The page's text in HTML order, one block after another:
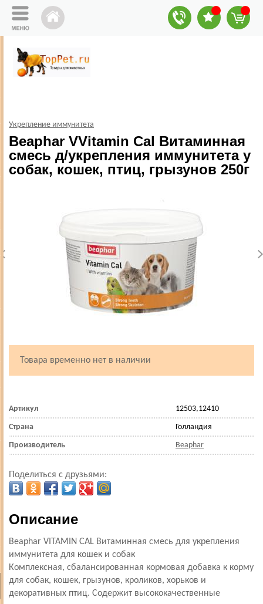
Укрепление иммунитета
Beaphar VVitamin Cal Витаминная
смесь д/укрепления иммунитета у
собак, кошек, птиц, грызунов 250г
Товара временно нет в наличии
Артикул 12503,12410
Страна Голландия
Производитель Beaphar
Поделиться с друзьями:
Описание
Beaphar VITAMIN CAL Витаминная смесь для укрепления
иммунитета для кошек и собак
Комплексная, сбалансированная кормовая добавка к корму
для собак, кошек, грызунов, кроликов, хорьков и
декоративных птиц. Содержит высококачественные